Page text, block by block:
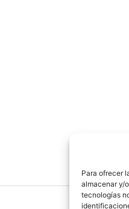
Para ofrecer
almacenar y/
tecnologías